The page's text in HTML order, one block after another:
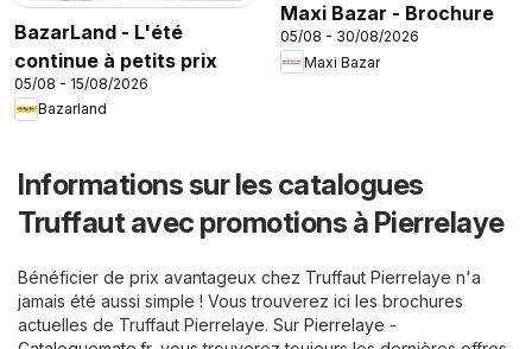
BazarLand - L'été
continue à petits prix
05/08 - 15/08/2026
Bazarland
Maxi Bazar - Brochure
05/08 - 30/08/2026
Maxi Bazar
Informations sur les catalogues
Truffaut avec promotions à Pierrelaye
Bénéficier de prix avantageux chez Truffaut Pierrelaye n'a
jamais été aussi simple ! Vous trouverez ici les brochures
actuelles de Truffaut Pierrelaye. Sur Pierrelaye -